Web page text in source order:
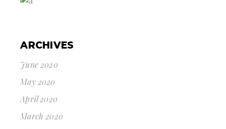
ARCHIVES
June 2020
May 2020
April 2020
March 2020